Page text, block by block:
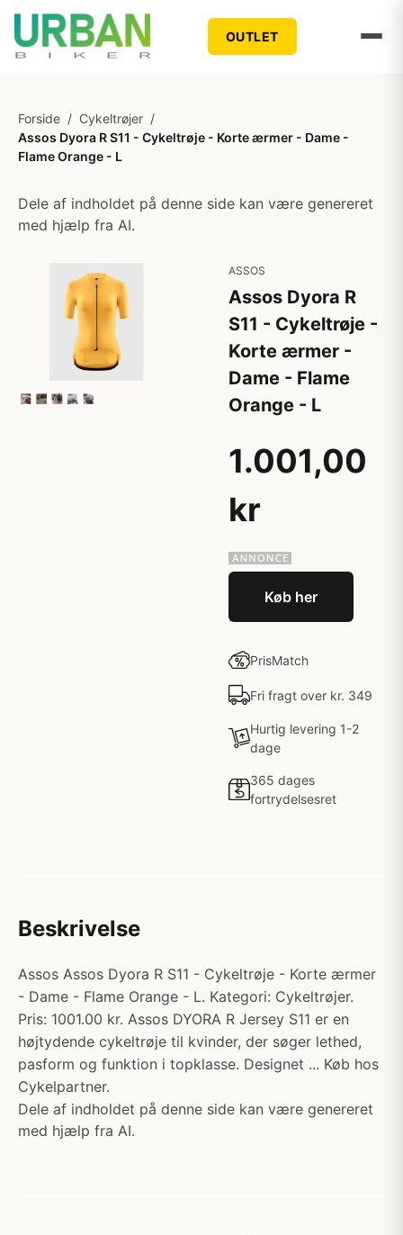
OUTLET
Forside / Cykeltrøjer /
Assos Dyora R S11 - Cykeltrøje - Korte ærmer - Dame -
Flame Orange - L
Dele af indholdet på denne side kan være genereret
med hjælp fra AI.
ASSOS
Assos Dyora R
S11 - Cykeltrøje -
Korte ærmer -
Dame - Flame
Orange - L
1.001,00
kr
Køb her
PrisMatch
Fri fragt over kr. 349
Hurtig levering 1-2
dage
365 dages
fortrydelsesret
Beskrivelse
Assos Assos Dyora R S11 - Cykeltrøje - Korte ærmer
- Dame - Flame Orange - L. Kategori: Cykeltrøjer.
Pris: 1001.00 kr. Assos DYORA R Jersey S11 er en
højtydende cykeltrøje til kvinder, der søger lethed,
pasform og funktion i topklasse. Designet ... Køb hos
Cykelpartner.
Dele af indholdet på denne side kan være genereret
med hjælp fra AI.